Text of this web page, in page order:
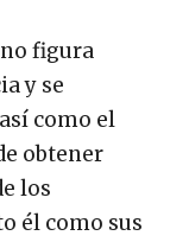
figura
y se
como el
obtener
los
él como sus